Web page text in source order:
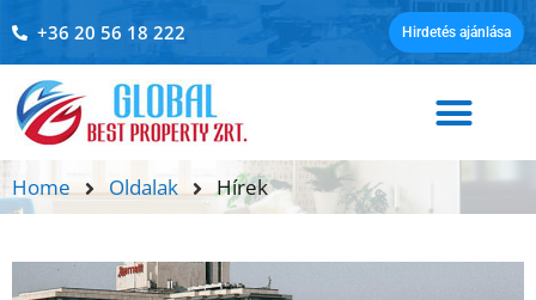
+36 20 56 18 222 Hirdetés ajánlása
Home Oldalak Hírek